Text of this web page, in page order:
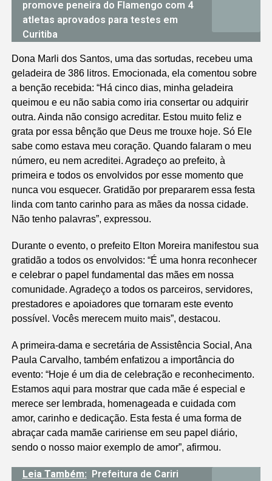
promove peneira do Flamengo com 4
atletas aprovados para testes em
Curitiba
Dona Marli dos Santos, uma das sortudas, recebeu uma
geladeira de 386 litros. Emocionada, ela comentou sobre
a benção recebida: “Há cinco dias, minha geladeira
queimou e eu não sabia como iria consertar ou adquirir
outra. Ainda não consigo acreditar. Estou muito feliz e
grata por essa bênção que Deus me trouxe hoje. Só Ele
sabe como estava meu coração. Quando falaram o meu
número, eu nem acreditei. Agradeço ao prefeito, à
primeira e todos os envolvidos por esse momento que
nunca vou esquecer. Gratidão por prepararem essa festa
linda com tanto carinho para as mães da nossa cidade.
Não tenho palavras”, expressou.
Durante o evento, o prefeito Elton Moreira manifestou sua
gratidão a todos os envolvidos: “É uma honra reconhecer
e celebrar o papel fundamental das mães em nossa
comunidade. Agradeço a todos os parceiros, servidores,
prestadores e apoiadores que tornaram este evento
possível. Vocês merecem muito mais”, destacou.
A primeira-dama e secretária de Assistência Social, Ana
Paula Carvalho, também enfatizou a importância do
evento: “Hoje é um dia de celebração e reconhecimento.
Estamos aqui para mostrar que cada mãe é especial e
merece ser lembrada, homenageada e cuidada com
amor, carinho e dedicação. Esta festa é uma forma de
abraçar cada mamãe caririense em seu papel diário,
sendo o nosso maior exemplo de amor”, afirmou.
Leia Também:
Prefeitura de Cariri